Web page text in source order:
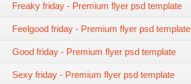
Freaky friday - Premium flyer psd template
Feelgood friday - Premium flyer psd template
Good friday - Premium flyer psd template
Sexy friday - Premium flyer psd template